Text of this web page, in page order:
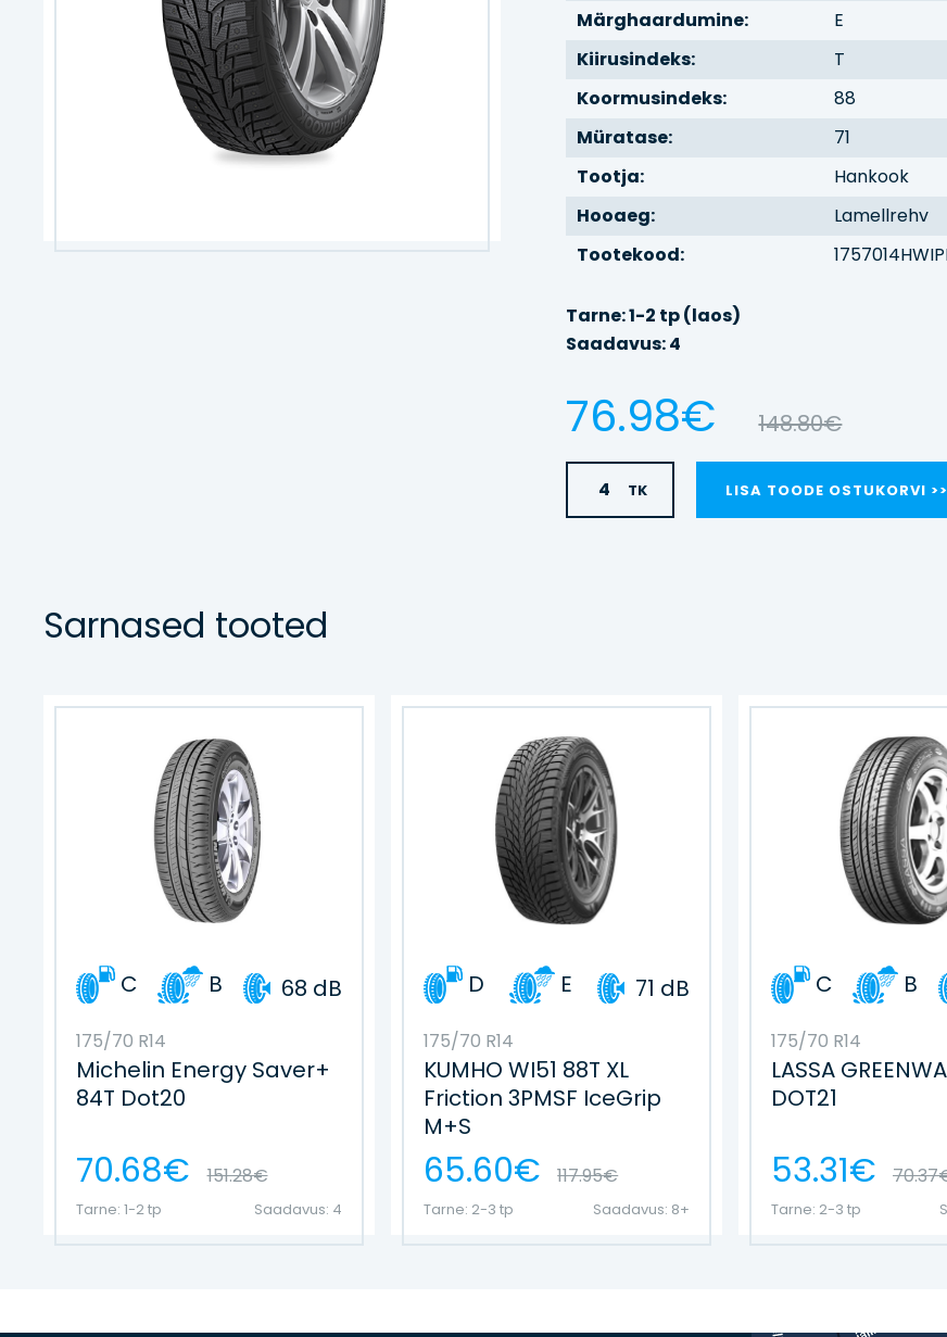
Märghaardumine:
E
Kiirusindeks:
T
Koormusindeks:
88
Müratase:
71
Tootja:
Hankook
Hooaeg:
Lamellrehv
Tootekood:
Tarne: 1-2 tp (laos)
Saadavus: 4
76.98€ 148.80€
TK LISA TOODE OSTUKORVI
Sarnased tooted
C B 68 dB
175/70 R14
Michelin Energy Saver+
84T Dot20
70.68€ 151.28€
Tarne: 1-2 tp Saadavus: 4
D E 71 dB
175/70 R14
KUMHO WI51 88T XL
Friction 3PMSF IceGrip
M+S
65.60€ 117.95€
Tarne: 2-3 tp Saadavus: 8+
C B
175/70 R14
LASSA
DOT21
53.31€
Tarne: 2-3 tp